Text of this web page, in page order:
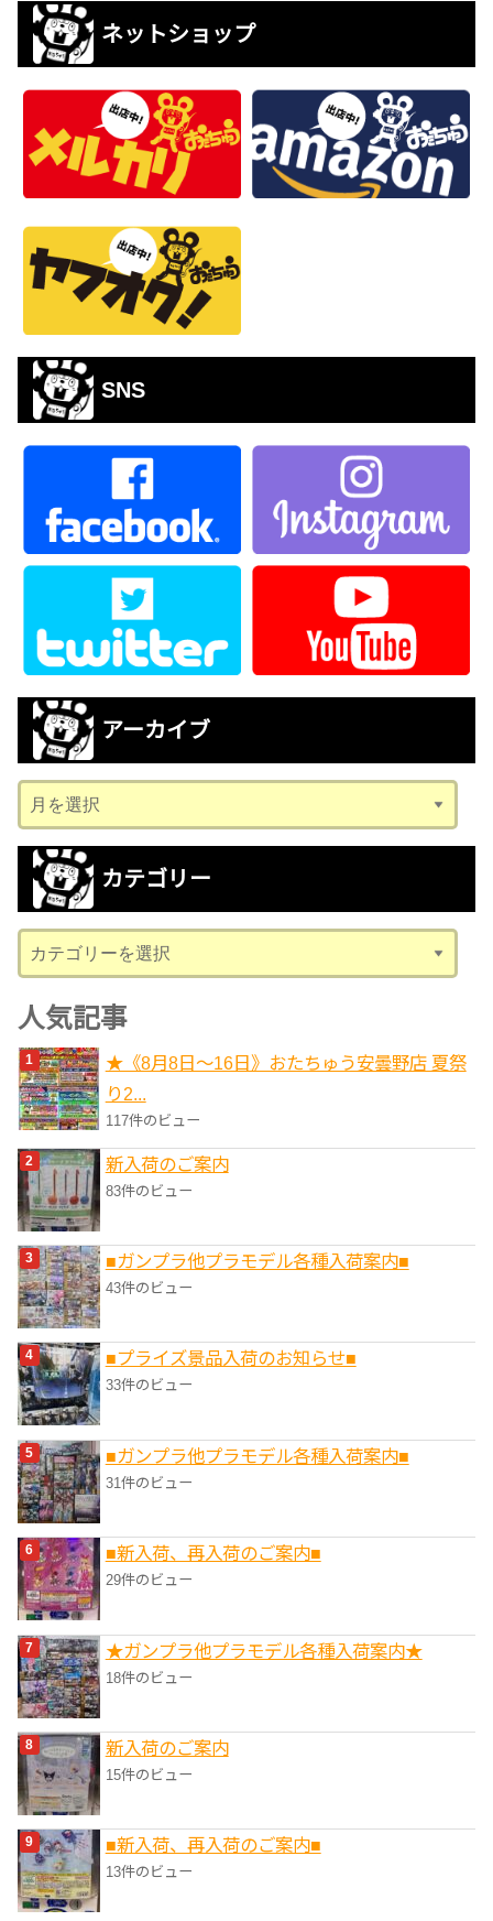
ネットショップ
SNS
アーカイブ
ー
カ
ブ
カテゴリー
テ
ゴ
リ
ー
人気記事
★《8月8日～16日》おたちゅう安曇野店 夏祭
り2...
117件のビュー
新入荷のご案内
83件のビュー
■ガンプラ他プラモデル各種入荷案内■
43件のビュー
■プライズ景品入荷のお知らせ■
33件のビュー
■ガンプラ他プラモデル各種入荷案内■
31件のビュー
■新入荷、再入荷のご案内■
29件のビュー
★ガンプラ他プラモデル各種入荷案内★
18件のビュー
新入荷のご案内
15件のビュー
■新入荷、再入荷のご案内■
13件のビュー